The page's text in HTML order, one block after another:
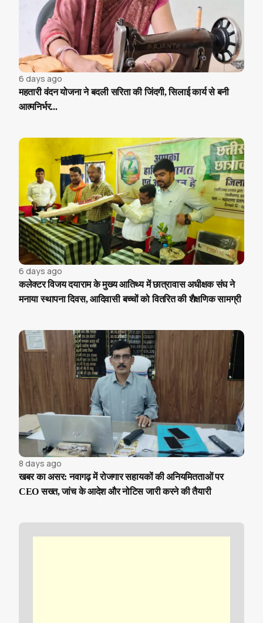
6 days ago
महतारी वंदन योजना ने बदली सरिता की जिंदगी, सिलाई कार्य से बनी
आत्मनिर्भर...
6 days ago
कलेक्टर विजय दयाराम के मुख्य आतिथ्य में छात्रावास अधीक्षक संघ ने
मनाया स्थापना दिवस, आदिवासी बच्चों को वितरित की शैक्षणिक सामग्री
8 days ago
खबर का असर: नवागढ़ में रोजगार सहायकों की अनियमितताओं पर
CEO सख्त, जांच के आदेश और नोटिस जारी करने की तैयारी